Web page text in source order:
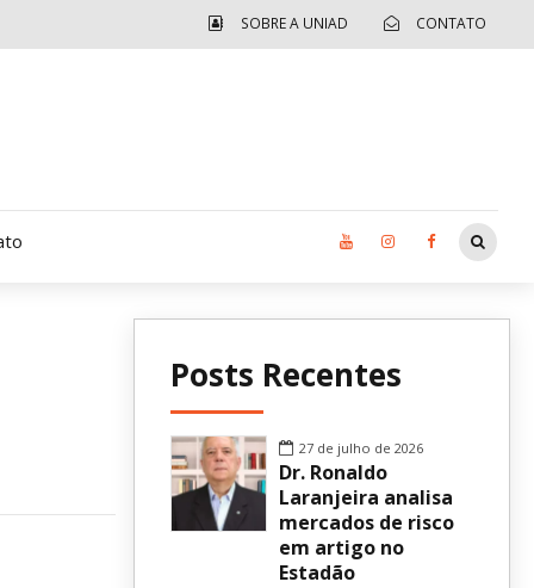
SOBRE A UNIAD CONTATO
Independência Jovem – FOLIA
Revista UNIAD
Posts Recentes
27 de julho de 2026
Dr. Ronaldo
Laranjeira analisa
mercados de risco
em artigo no
Estadão